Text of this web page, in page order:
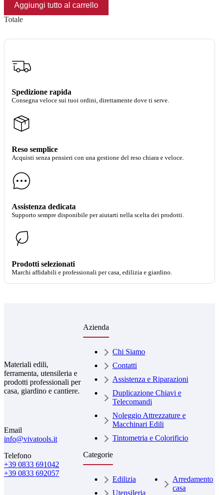
Aggiungi tutto al carrello
Totale
Spedizione rapida
Consegna veloce sui tuoi ordini, direttamente dove ti serve.
Reso semplice
Acquisti senza pensieri con una gestione del reso chiara e veloce.
Assistenza dedicata
Supporto sempre disponibile per aiutarti nella scelta dei prodotti.
Prodotti selezionati
Marchi affidabili e professionali per casa, edilizia e giardino.
Materiali edili,
ferramenta, utensileria e
prodotti professionali per
casa, giardino e cantiere.
Email
info@vivatools.it
Telefono
+39 0833 691042
+39 0833 692057
Azienda
Chi Siamo
Contatti
Assistenza e Riparazioni
Duplicazione Chiavi e
Telecomandi
Noleggio Attrezzature e
Macchinari Edili
Tintometria e Colorificio
Categorie
Edilizia
Utensileria
Arredamento
casa